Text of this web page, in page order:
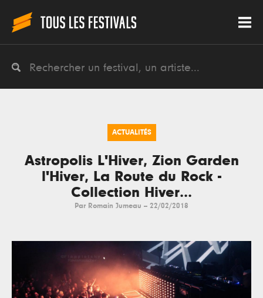
ACTUALITÉS
Astropolis L'Hiver, Zion Garden
l'Hiver, La Route du Rock -
Collection Hiver...
Par Romain Jumeau -- 22/02/2018